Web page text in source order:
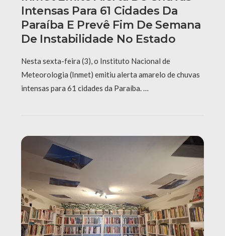
Intensas Para 61 Cidades Da
Paraíba E Prevê Fim De Semana
De Instabilidade No Estado
Nesta sexta-feira (3), o Instituto Nacional de
Meteorologia (Inmet) emitiu alerta amarelo de chuvas
intensas para 61 cidades da Paraíba. …